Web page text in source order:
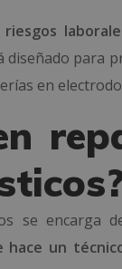
para
en
se encarga
hace un